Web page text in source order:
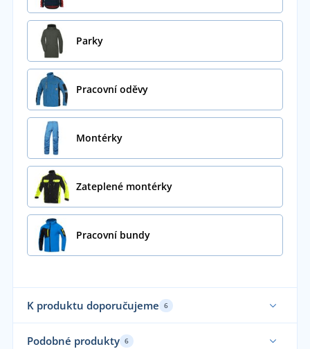
Parky
Pracovní oděvy
Montérky
Zateplené montérky
Pracovní bundy
K produktu doporučujeme 6
Podobné produkty 6